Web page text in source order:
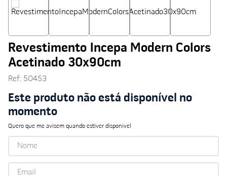
Revestimento Incepa Modern Colors
Acetinado 30x90cm
Ref: 50453
Este produto não está disponível no
momento
Quero que me avisem quando estiver disponível